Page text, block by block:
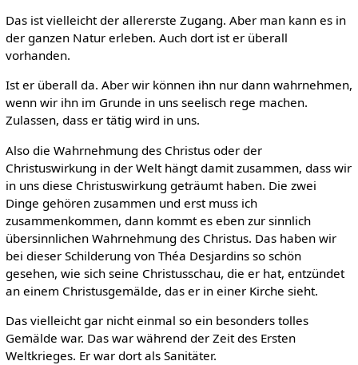
Das ist vielleicht der allererste Zugang. Aber man kann es in
der ganzen Natur erleben. Auch dort ist er überall
vorhanden.
Ist er überall da. Aber wir können ihn nur dann wahrnehmen,
wenn wir ihn im Grunde in uns seelisch rege machen.
Zulassen, dass er tätig wird in uns.
Also die Wahrnehmung des Christus oder der
Christuswirkung in der Welt hängt damit zusammen, dass wir
in uns diese Christuswirkung geträumt haben. Die zwei
Dinge gehören zusammen und erst muss ich
zusammenkommen, dann kommt es eben zur sinnlich
übersinnlichen Wahrnehmung des Christus. Das haben wir
bei dieser Schilderung von Théa Desjardins so schön
gesehen, wie sich seine Christusschau, die er hat, entzündet
an einem Christusgemälde, das er in einer Kirche sieht.
Das vielleicht gar nicht einmal so ein besonders tolles
Gemälde war. Das war während der Zeit des Ersten
Weltkrieges. Er war dort als Sanitäter.